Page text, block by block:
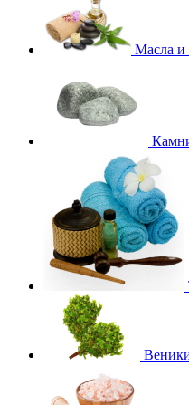
Масла и